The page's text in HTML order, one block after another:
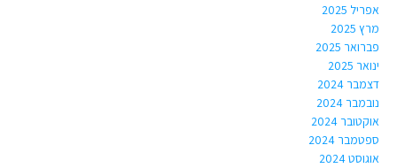
אפריל 2025
מרץ 2025
פברואר 2025
ינואר 2025
דצמבר 2024
נובמבר 2024
אוקטובר 2024
ספטמבר 2024
אוגוסט 2024